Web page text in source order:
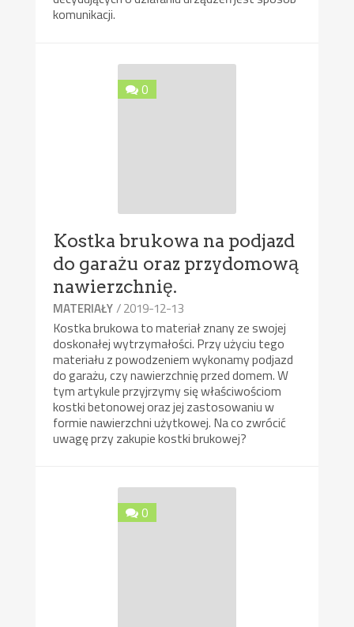
komunikacji.
0
Kostka brukowa na podjazd
do garażu oraz przydomową
nawierzchnię.
MATERIAŁY/ 2019-12-13
Kostka brukowa to materiał znany ze swojej
doskonałej wytrzymałości. Przy użyciu tego
materiału z powodzeniem wykonamy podjazd
do garażu, czy nawierzchnię przed domem. W
tym artykule przyjrzymy się właściwościom
kostki betonowej oraz jej zastosowaniu w
formie nawierzchni użytkowej. Na co zwrócić
uwagę przy zakupie kostki brukowej?
0